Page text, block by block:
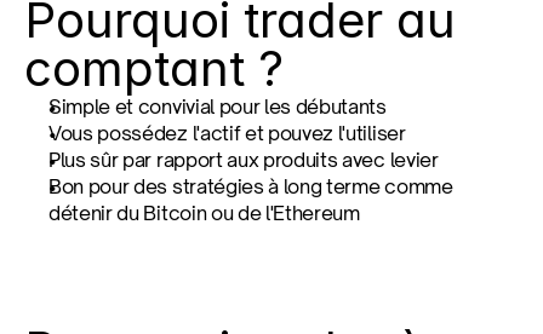
Pourquoi trader au
comptant ?
Simple et convivial pour les débutants
Vous possédez l'actif et pouvez l'utiliser
Plus sûr par rapport aux produits avec levier
Bon pour des stratégies à long terme comme
détenir du Bitcoin ou de l'Ethereum